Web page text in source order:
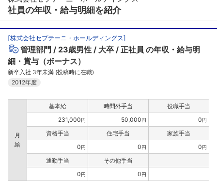
社員の年収・給与明細を紹介
[株式会社セプテーニ・ホールディングス]
管理部門 23歳男性 大卒 正社員 の年収・給与明
細・賞与（ボーナス）
新卒入社 3年未満 (投稿時に在職)
2012年度
月
給
基本給 時間外手当
役職手当
231,000円 50,000円 0円
資格手当 住宅手当
家族手当
0円 0円 0円
通勤手当
その他手当
0円 0円